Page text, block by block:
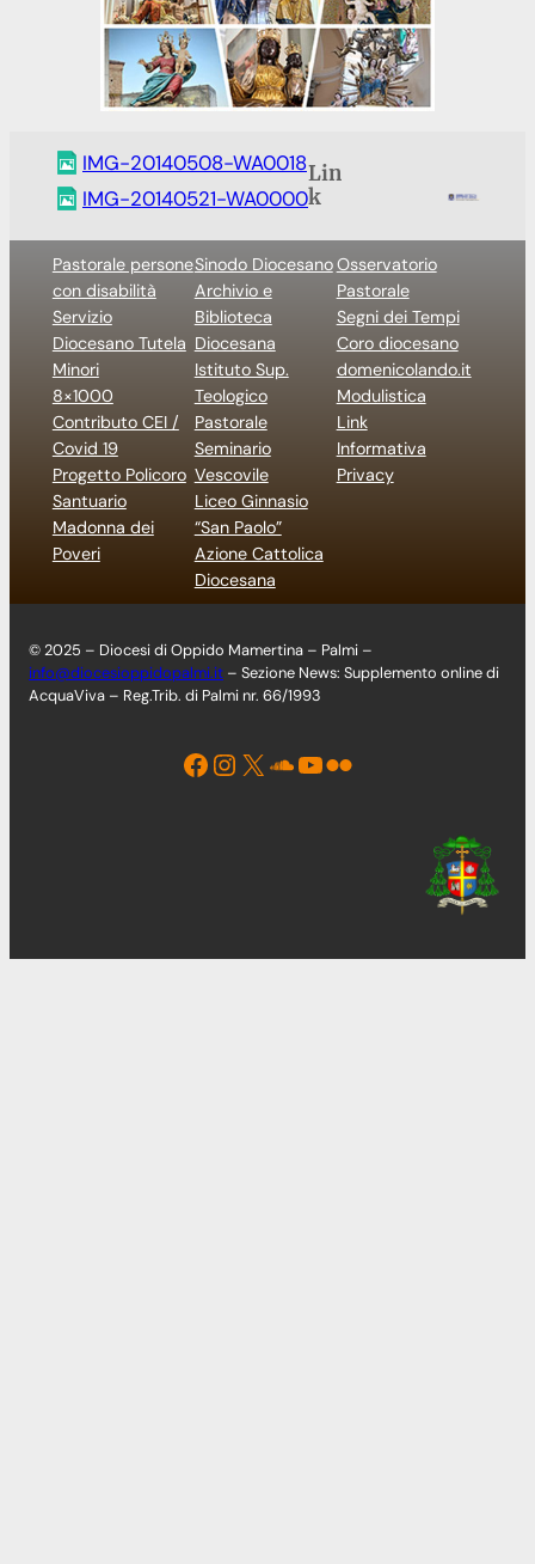
IMG-20140508-WA0018
IMG-20140521-WA0000
Lin
k
Pastorale persone
con disabilità
Servizio
Diocesano Tutela
Minori
8×1000
Contributo CEI /
Covid 19
Progetto Policoro
Santuario
Madonna dei
Poveri
Sinodo Diocesano
Archivio e
Biblioteca
Diocesana
Istituto Sup.
Teologico
Pastorale
Seminario
Vescovile
Liceo Ginnasio
“San Paolo”
Azione Cattolica
Diocesana
Osservatorio
Pastorale
Segni dei Tempi
Coro diocesano
domenicolando.it
Modulistica
Link
Informativa
Privacy
© 2025 – Diocesi di Oppido Mamertina – Palmi –
info@diocesioppidopalmi.it – Sezione News: Supplemento online di
AcquaViva – Reg.Trib. di Palmi nr. 66/1993
Facebook Instagram X Soundcloud YouTube Flickr